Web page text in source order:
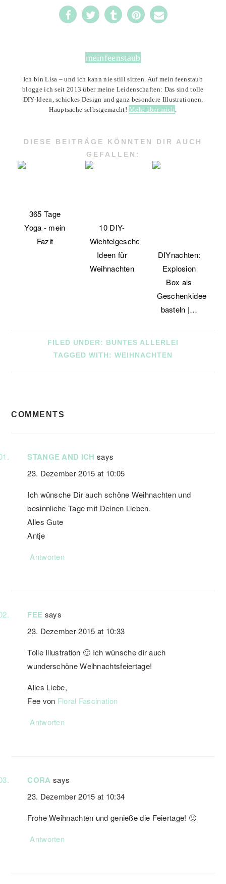
meinfeenstaub
Ich bin Lisa – und ich kann nie still sitzen. Auf mein feenstaub
blogge ich seit 2013 über meine Leidenschaften: Das sind tolle
DIY-Ideen, schickes Design und ganz besondere Illustrationen.
Hauptsache selbstgemacht! Mehr über mich .
DIESE BEITRÄGE KÖNNTEN DIR AUCH
GEFALLEN:
365 Tage
Yoga - mein
Fazit
10 DIY-
Wichtelgeschenke-
Ideen für
Weihnachten
DIYnachten:
Explosion
Box als
Geschenkidee
basteln |…
FILED UNDER: BUNTES ALLERLEI
TAGGED WITH: WEIHNACHTEN
INTERACTIONS
COMMENTS
STANGE AND ICH says
23. Dezember 2015 at 10:05
Ich wünsche Dir auch schöne Weihnachten und
besinnliche Tage mit Deinen Lieben.
Alles Gute
Antje
Antworten
FEE says
23. Dezember 2015 at 10:33
Tolle Illustration 🙂 Ich wünsche dir auch
wunderschöne Weihnachtsfeiertage!
Alles Liebe,
Fee von Floral Fascination
Antworten
CORA says
23. Dezember 2015 at 10:34
Frohe Weihnachten und genieße die Feiertage! 🙂
Antworten